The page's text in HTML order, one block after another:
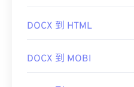
DOCX 到 HTML
DOCX 到 MOBI